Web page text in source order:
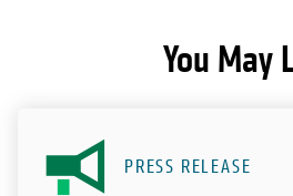
You May
PRESS RELEASE